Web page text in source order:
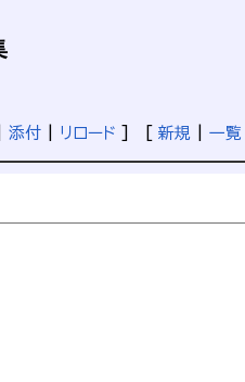
添付 リロード 新規 一覧